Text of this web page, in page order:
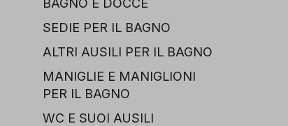
BAGNO E DOCCE
SEDIE PER IL BAGNO
ALTRI AUSILI PER IL BAGNO
MANIGLIE E MANIGLIONI
PER IL BAGNO
WC E SUOI AUSILI